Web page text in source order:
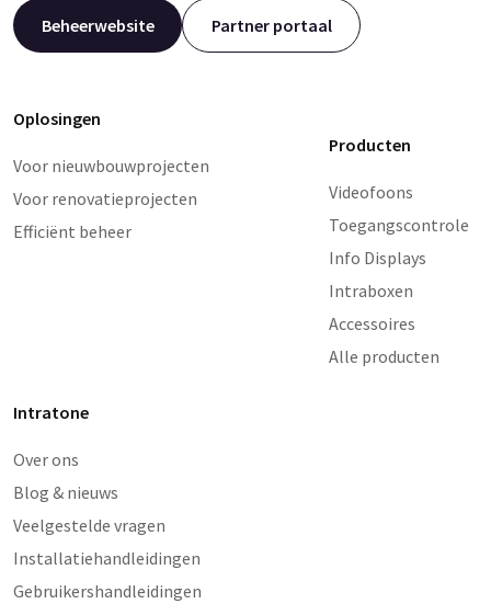
Beheerwebsite Partner portaal
Oplosingen
Voor nieuwbouwprojecten
Voor renovatieprojecten
Efficiënt beheer
Producten
Videofoons
Toegangscontrole
Info Displays
Intraboxen
Accessoires
Alle producten
Intratone
Over ons
Blog & nieuws
Veelgestelde vragen
Installatiehandleidingen
Gebruikershandleidingen